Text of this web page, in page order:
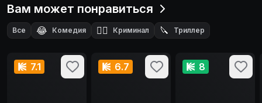
Вам может понравиться
Все 😂 Комедия 🕵️‍♂️ Криминал 🔪 Триллер
7.1 6.7 8